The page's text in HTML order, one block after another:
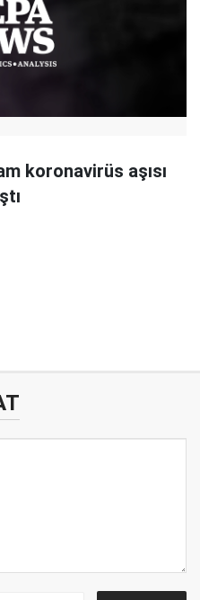
koronavirüs aşısı